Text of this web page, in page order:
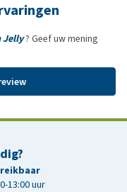
Jelly? Geef uw mening
13:00 uur